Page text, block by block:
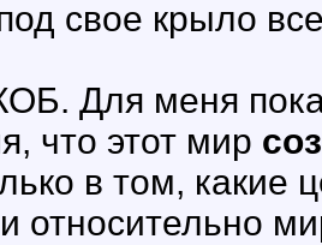
свое крыло
Для меня
что этот мир
в том, какие
относительно